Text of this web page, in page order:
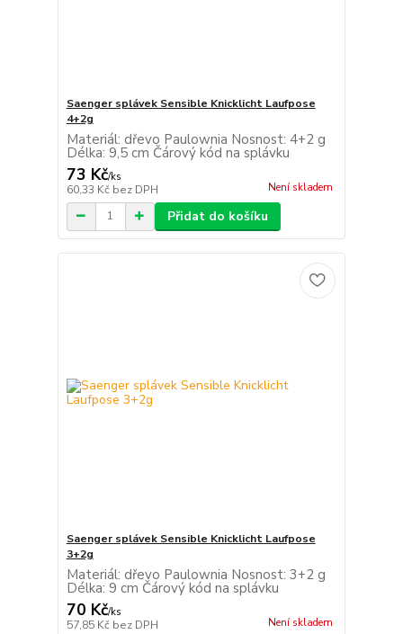
Saenger splávek Sensible Knicklicht Laufpose
4+2g
Materiál: dřevo Paulownia Nosnost: 4+2 g
Délka: 9,5 cm Čárový kód na splávku
73 Kč/ks
60,33 Kč bez DPH Není skladem
Přidat do košíku
Saenger splávek Sensible Knicklicht Laufpose
3+2g
Materiál: dřevo Paulownia Nosnost: 3+2 g
Délka: 9 cm Čárový kód na splávku
70 Kč/ks
57,85 Kč bez DPH Není skladem